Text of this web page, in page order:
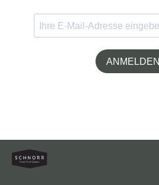
ANMELDEN